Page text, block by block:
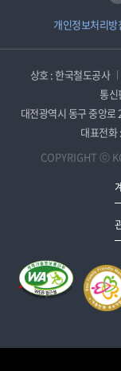
개인정보처리방
상호 : 한국철도공사
통신
대전광역시 동구 중앙로
대표전
COPYRIGHT ⓒ